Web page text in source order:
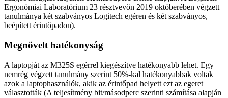
Ergonómiai Laboratórium 23 résztvevőn 2019 októberében végzett
tanulmánya két szabványos Logitech egéren és két szabványos,
beépített érintőpadon).
Megnövelt hatékonyság
A laptopját az M325S egérrel kiegészítve hatékonyabb lehet. Egy
nemrég végzett tanulmány szerint 50%-kal hatékonyabbak voltak
azok a laptophasználók, akik az érintőpad helyett ezt az egeret
választották (A teljesítmény bit/másodperc szerinti számítása alapján